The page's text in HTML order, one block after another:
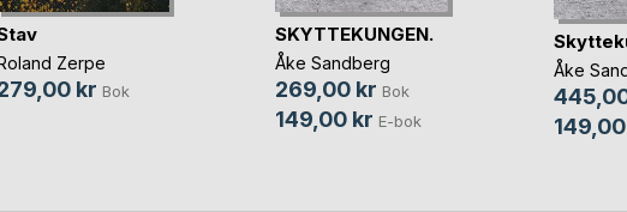
Roland Zerpe
kr Bok
SKYTTEKUNGEN.
Åke Sandberg
269,00 kr Bok
149,00 kr E-bok
Åke